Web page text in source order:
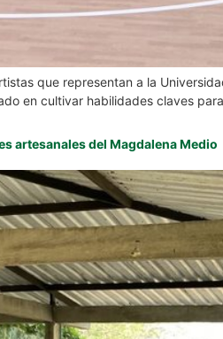
que representan a la
en cultivar habilidades claves
artesanales del Magdalena Medio